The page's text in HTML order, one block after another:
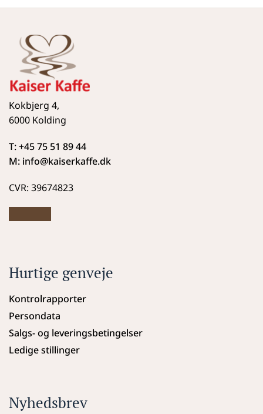
Kokbjerg 4,
6000 Kolding
T: +45 75 51 89 44
M: info@kaiserkaffe.dk
CVR: 39674823
Hurtige genveje
Kontrolrapporter
Persondata
Salgs- og leveringsbetingelser
Ledige stillinger
Nyhedsbrev